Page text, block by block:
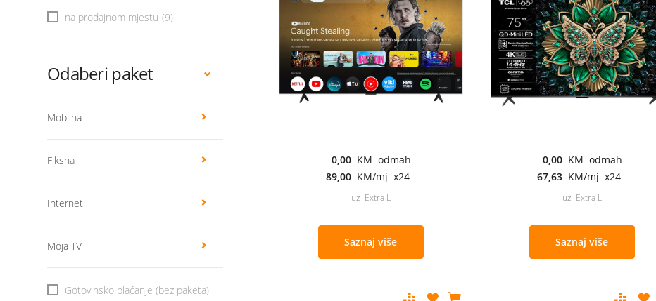
na prodajnom mjestu (9)
Odaberi paket
Mobilna
Fiksna
Internet
Moja TV
Gotovinsko plaćanje (bez paketa)
0,00 KM odmah
89,00 KM/mj x24
uz Extra L
Saznaj više
0,00 KM odmah
67,63 KM/mj x24
uz Extra L
Saznaj više